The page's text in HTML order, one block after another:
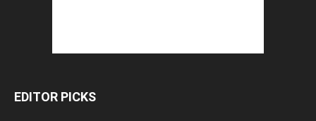
EDITOR PICKS